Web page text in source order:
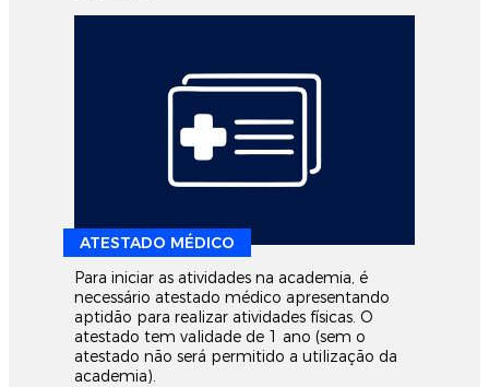
ATESTADO MÉDICO
Para iniciar as atividades na academia, é
necessário atestado médico apresentando
aptidão para realizar atividades físicas. O
atestado tem validade de 1 ano (sem o
atestado não será permitido a utilização da
academia).